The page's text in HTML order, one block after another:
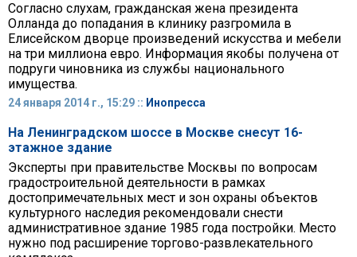
Согласно слухам, гражданская жена президента
Олланда до попадания в клинику разгромила в
Елисейском дворце произведений искусства и мебели
на три миллиона евро. Информация якобы получена от
подруги чиновника из службы национального
имущества.
24 января 2014 г., 15:29 :: Инопресса
На Ленинградском шоссе в Москве снесут 16-
этажное здание
Эксперты при правительстве Москвы по вопросам
градостроительной деятельности в рамках
достопримечательных мест и зон охраны объектов
культурного наследия рекомендовали снести
административное здание 1985 года постройки. Место
нужно под расширение торгово-развлекательного